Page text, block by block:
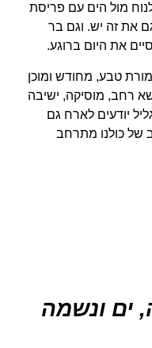
מול הים עם פריסת
זה יש. וגם בר
את היום ברוגע.
טבע, מחודש ומוכן
מוסיקה, ישיבה
יודעים לארח גם
כולנו מתרחב
ונשמה